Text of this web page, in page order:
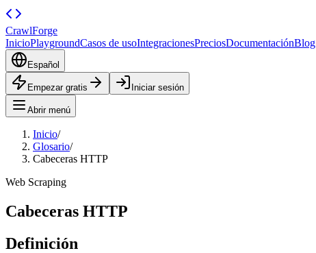
CrawlForge
InicioPlaygroundCasos de usoIntegracionesPreciosDocumentaciónBlog
Español
Empezar gratis Iniciar sesión
Abrir menú
Inicio/
Glosario/
Cabeceras HTTP
Web Scraping
Cabeceras HTTP
Definición